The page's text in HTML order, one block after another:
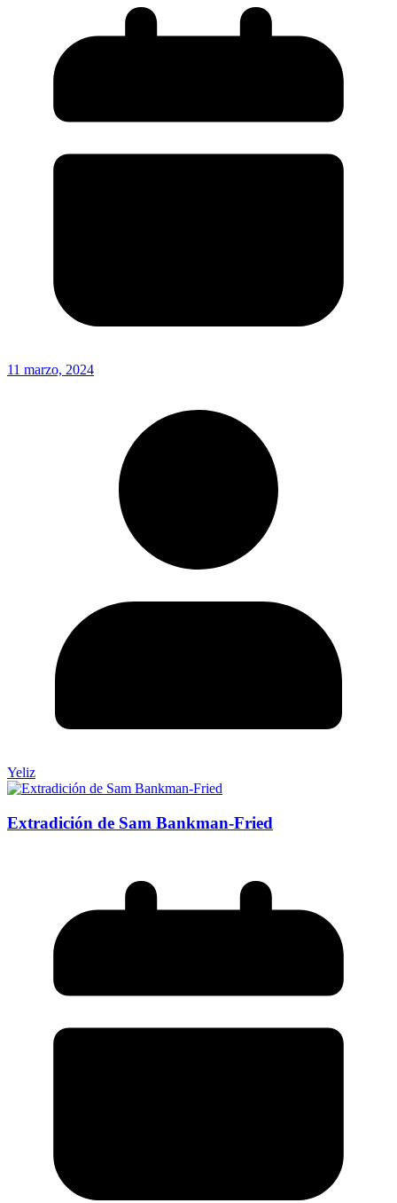
11 marzo, 2024
Yeliz
Extradición de Sam Bankman-Fried